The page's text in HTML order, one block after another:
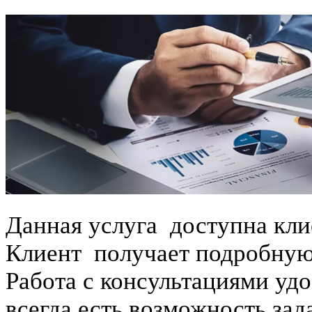
Данная услуга доступна
Клиент получает
Работа с консультациями
Заказать аудит:
×
Ваше имя:
Комментарий:
* Наши специалисты
Нажимая на кнопку